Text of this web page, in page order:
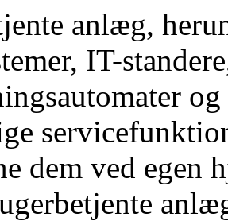
anlæg,
IT-
dem ved egen